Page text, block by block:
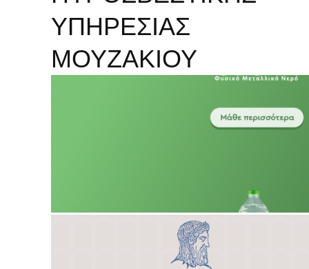
ΥΠΗΡΕΣΙΑΣ
ΜΟΥΖΑΚΙΟΥ